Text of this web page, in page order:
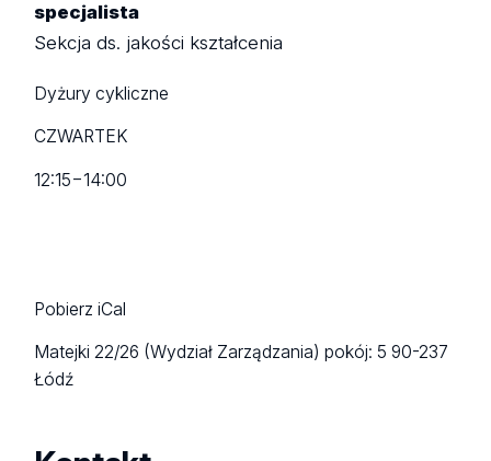
specjalista
Sekcja ds. jakości kształcenia
Dyżury cykliczne
CZWARTEK
12:15−14:00
Pobierz iCal
Matejki 22/26 (Wydział Zarządzania)pokój: 590-237
Łódź